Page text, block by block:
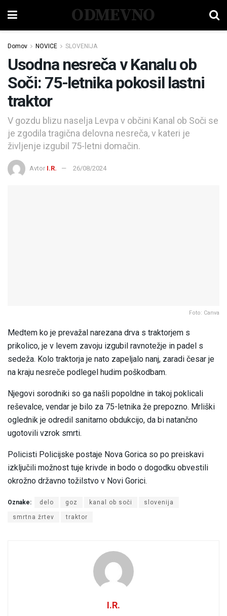
ODMEVNO
Domov NOVICE SLOVENIJA
Usodna nesreča v Kanalu ob
Soči: 75-letnika pokosil lastni
traktor
V gozdu blizu naselja Levpa v občini Kanal ob Soči se
je zgodila tragična delovna nesreča, v kateri je
življenje izgubil 75-letni domačin.
Avtor I.R. 26/08/2024
Foto: Canva
Medtem ko je prevažal narezana drva s traktorjem s
prikolico, je v levem zavoju izgubil ravnotežje in padel s
sedeža. Kolo traktorja je nato zapeljalo nanj, zaradi česar je
na kraju nesreče podlegel hudim poškodbam.
Njegovi sorodniki so ga našli popoldne in takoj poklicali
reševalce, vendar je bilo za 75-letnika že prepozno. Mrliški
oglednik je odredil sanitarno obdukcijo, da bi natančno
ugotovili vzrok smrti.
Policisti Policijske postaje Nova Gorica so po preiskavi
izključili možnost tuje krivde in bodo o dogodku obvestili
okrožno državno tožilstvo v Novi Gorici.
Oznake: delo goz kanal ob soči slovenija
smrtna žrtev traktor
I.R.